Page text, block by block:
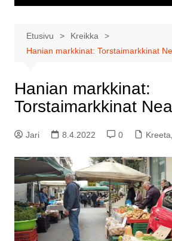
Etusivu
Kreikka
Hanian markkinat: Torstaimarkkinat
Hanian markkinat:
Torstaimarkkinat
Jari 8.4.2022 0 Kreeta